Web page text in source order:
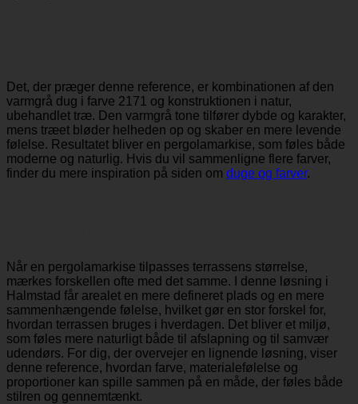
Det, der præger denne reference, er kombinationen af den
varmgrå dug i farve 2171 og konstruktionen i natur,
ubehandlet træ. Den varmgrå tone tilfører dybde og karakter,
mens træet bløder helheden op og skaber en mere levende
følelse. Resultatet bliver en pergolamarkise, som føles både
moderne og naturlig. Hvis du vil sammenligne flere farver,
finder du mere inspiration på siden om duge og farver.
Når en pergolamarkise tilpasses terrassens størrelse,
mærkes forskellen ofte med det samme. I denne løsning i
Halmstad får arealet en mere defineret plads og en mere
sammenhængende følelse, hvilket gør en stor forskel for,
hvordan terrassen bruges i hverdagen. Det bliver et miljø,
som føles mere naturligt både til afslapning og til samvær
udendørs. For dig, der overvejer en lignende løsning, viser
denne reference, hvordan farve, materialefølelse og
proportioner kan spille sammen på en måde, der føles både
stilren og gennemtænkt.